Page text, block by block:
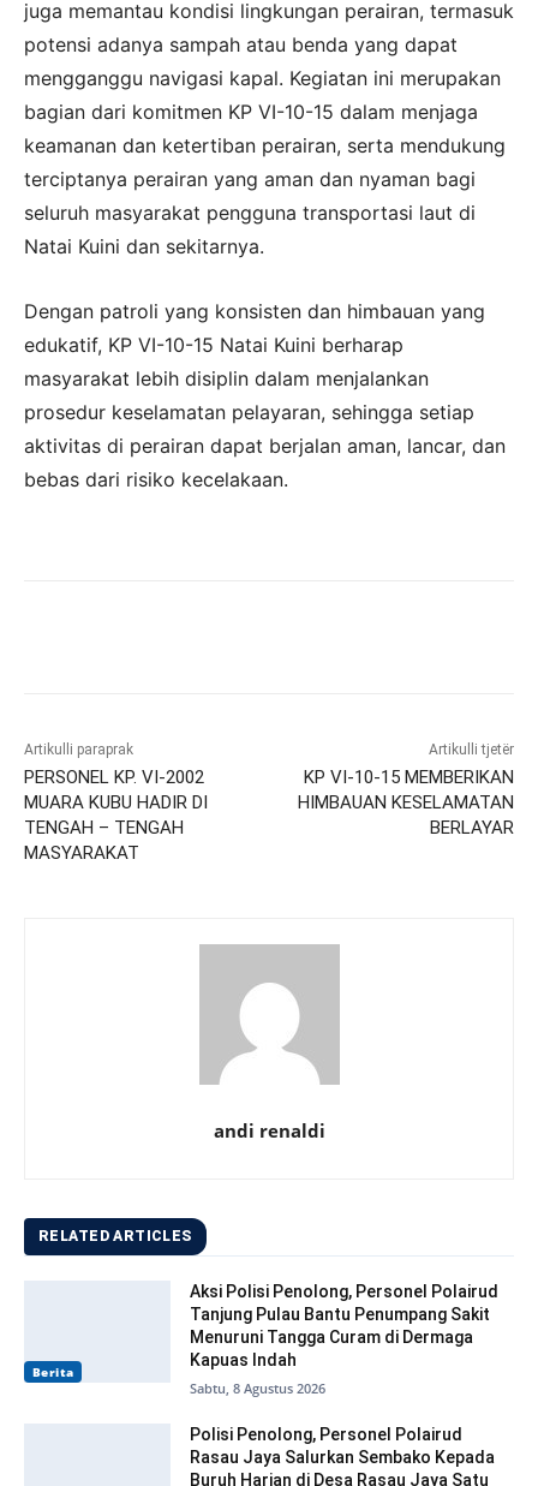
juga memantau kondisi lingkungan perairan, termasuk
potensi adanya sampah atau benda yang dapat
mengganggu navigasi kapal. Kegiatan ini merupakan
bagian dari komitmen KP VI-10-15 dalam menjaga
keamanan dan ketertiban perairan, serta mendukung
terciptanya perairan yang aman dan nyaman bagi
seluruh masyarakat pengguna transportasi laut di
Natai Kuini dan sekitarnya.
Dengan patroli yang konsisten dan himbauan yang
edukatif, KP VI-10-15 Natai Kuini berharap
masyarakat lebih disiplin dalam menjalankan
prosedur keselamatan pelayaran, sehingga setiap
aktivitas di perairan dapat berjalan aman, lancar, dan
bebas dari risiko kecelakaan.
Artikulli paraprak
PERSONEL KP. VI-2002
MUARA KUBU HADIR DI
TENGAH – TENGAH
MASYARAKAT
Artikulli tjetër
KP VI-10-15 MEMBERIKAN
HIMBAUAN KESELAMATAN
BERLAYAR
andi renaldi
RELATED ARTICLES
Berita
Aksi Polisi Penolong, Personel Polairud
Tanjung Pulau Bantu Penumpang Sakit
Menuruni Tangga Curam di Dermaga
Kapuas Indah
Sabtu, 8 Agustus 2026
Polisi Penolong, Personel Polairud
Rasau Jaya Salurkan Sembako Kepada
Buruh Harian di Desa Rasau Jaya Satu